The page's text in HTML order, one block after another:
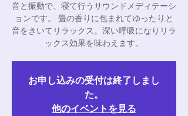
音と振動で、寝て行うサウンドメディテーシ
ョンです。 畳の香りに包まれてゆったりと
音をきいてリラックス。深い呼吸になりリラ
ックス効果を味わえます。
お申し込みの受付は終了しまし
た。
他のイベントを見る